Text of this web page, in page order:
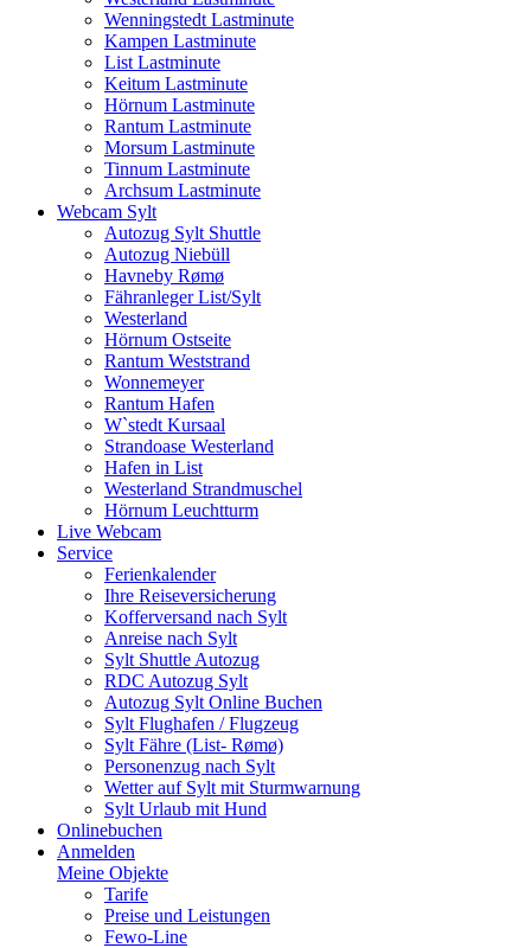
Wenningstedt Lastminute
Kampen Lastminute
List Lastminute
Keitum Lastminute
Hörnum Lastminute
Rantum Lastminute
Morsum Lastminute
Tinnum Lastminute
Archsum Lastminute
Webcam Sylt
Autozug Sylt Shuttle
Autozug Niebüll
Havneby Rømø
Fähranleger List/Sylt
Westerland
Hörnum Ostseite
Rantum Weststrand
Wonnemeyer
Rantum Hafen
W`stedt Kursaal
Strandoase Westerland
Hafen in List
Westerland Strandmuschel
Hörnum Leuchtturm
Live Webcam
Service
Ferienkalender
Ihre Reiseversicherung
Kofferversand nach Sylt
Anreise nach Sylt
Sylt Shuttle Autozug
RDC Autozug Sylt
Autozug Sylt Online Buchen
Sylt Flughafen / Flugzeug
Sylt Fähre (List- Rømø)
Personenzug nach Sylt
Wetter auf Sylt mit Sturmwarnung
Sylt Urlaub mit Hund
Onlinebuchen
Anmelden
Meine Objekte
Tarife
Preise und Leistungen
Fewo-Line